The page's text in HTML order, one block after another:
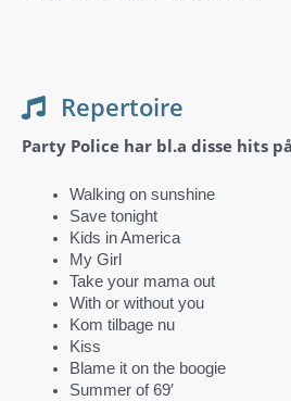
Repertoire
Party Police har bl.a disse hits
Walking on sunshine
Save tonight
Kids in America
My Girl
Take your mama out
With or without you
Kom tilbage nu
Kiss
Blame it on the boogie
Summer of 69′